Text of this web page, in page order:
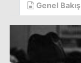
Genel Bakış